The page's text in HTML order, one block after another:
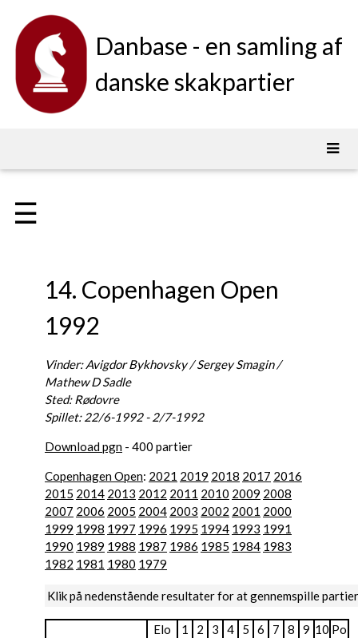
Danbase - en samling af
danske skakpartier
☰
14. Copenhagen Open
1992
Vinder: Avigdor Bykhovsky / Sergey Smagin /
Mathew D Sadle
Sted: Rødovre
Spillet: 22/6-1992 - 2/7-1992
Download pgn - 400 partier
Copenhagen Open: 2021 2019 2018 2017 2016
2015 2014 2013 2012 2011 2010 2009 2008
2007 2006 2005 2004 2003 2002 2001 2000
1999 1998 1997 1996 1995 1994 1993 1991
1990 1989 1988 1987 1986 1985 1984 1983
1982 1981 1980 1979
Klik på nedenstående resultater for at gennemspille partier
Elo 1 2 3 4 5 6 7 8 9 10 Po